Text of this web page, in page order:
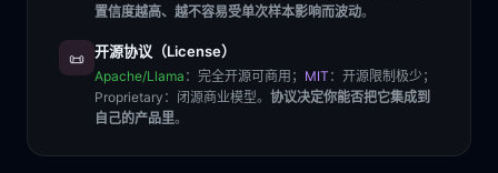
置信度越高、越不容易受单次样本影响而波动。
📜 开源协议（License）
Apache/Llama ：完全开源可商用； MIT ：开源限制极少；
Proprietary ：闭源商业模型。 协议决定你能否把它集成到
自己的产品里。